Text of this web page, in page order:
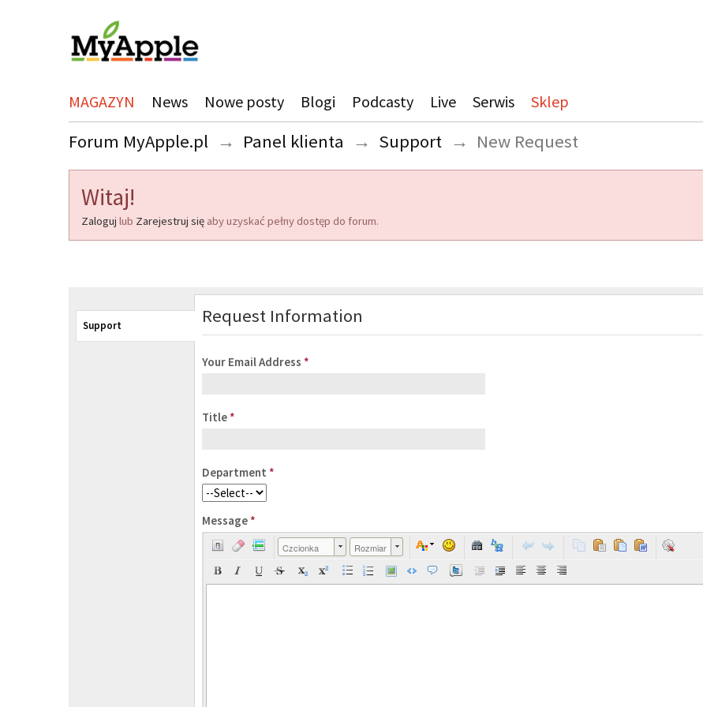
MAGAZYN News Nowe posty Blogi Podcasty Live Serwis Sklep
Forum MyApple.pl → Panel klienta → Support → New Request
Witaj!
Zaloguj lub Zarejestruj się aby uzyskać pełny dostęp do forum.
Support Request Information
Your Email Address *
Title *
Department *
Message *
Czcionka Rozmiar